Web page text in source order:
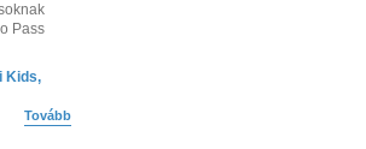
Pass
Kids,
Tovább